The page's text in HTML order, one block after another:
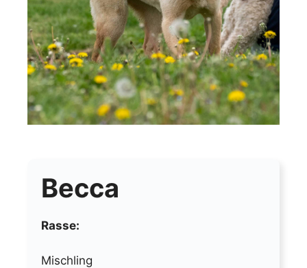
Becca
Rasse:
Mischling